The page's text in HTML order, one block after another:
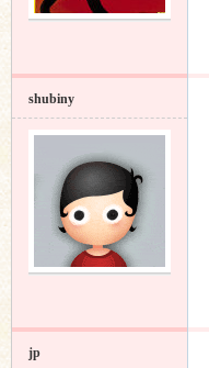
shubiny
jp